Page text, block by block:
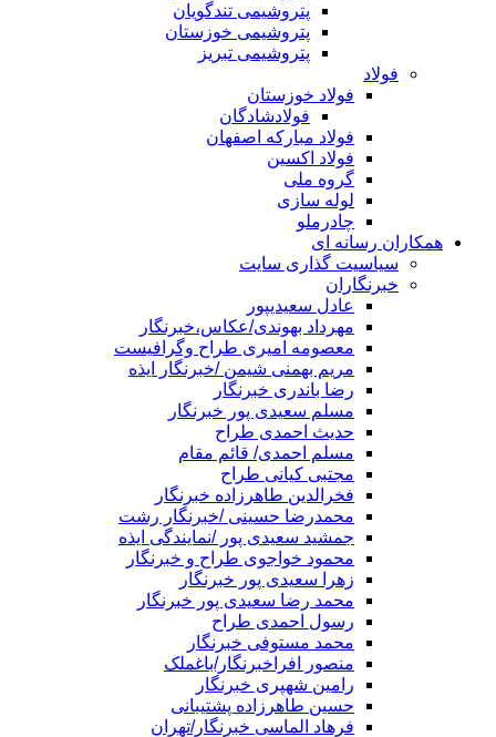
پتروشیمی تندگویان
پتروشیمی خوزستان
پتروشیمی تبریز
فولاد
فولاد خوزستان
فولادشادگان
فولاد مبارکه اصفهان
فولاد اکسین
گروه ملی
لوله سازی
چادرملو
همکاران رسانه ای
سیاسیت گذاری سایت
خبرنگاران
عادل سعیدیپور
مهرداد بهوندی/عکاس،خبرنگار
معصومه امیری طراح وگرافیست
مریم بهمنی شیمن /خبرنگار ایذه
رضا باندری خبرنگار
مسلم سعیدی پور خبرنگار
حدیث احمدی طراح
مسلم احمدی/ قائم مقام
مجتبی کیانی طراح
فخرالدین طاهرزاده خبرنگار
محمدرضا حسینی /خبرنگار رشت
جمشید سعیدی پور /نمایندگی ایذه
محمود خواجوی طراح و خبرنگار
زهرا سعیدی پور خبرنگار
محمد رضا سعیدی پور خبرنگار
رسول احمدی طراح
محمد مستوفی خبرنگار
منصور افراخبرنگار/باغملک
رامین شهپری خبرنگار
حسین طاهرزاده پشتیبانی
فرهاد الماسی خبرنگار/تهران